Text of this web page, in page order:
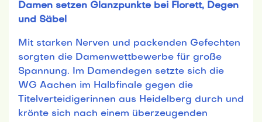
Damen setzen Glanzpunkte bei Florett, Degen
und Säbel
Mit starken Nerven und packenden Gefechten
sorgten die Damenwettbewerbe für große
Spannung. Im Damendegen setzte sich die
WG Aachen im Halbfinale gegen die
Titelverteidigerinnen aus Heidelberg durch und
krönte sich nach einem überzeugenden